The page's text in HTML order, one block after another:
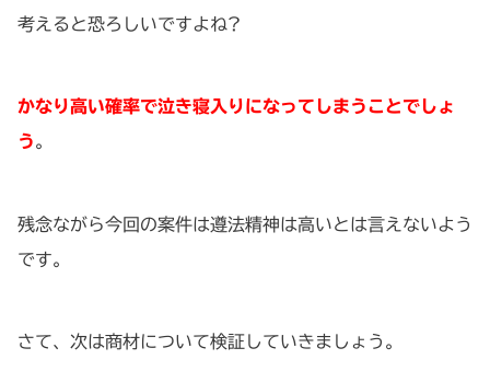
考えると恐ろしいですよね?
かなり高い確率で泣き寝入りになってしまうことでしょ
う。
残念ながら今回の案件は遵法精神は高いとは言えないよう
です。
さて、次は商材について検証していきましょう。